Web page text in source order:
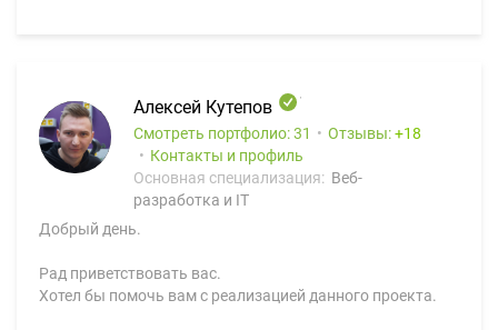
Алексей Кутепов
Смотреть портфолио: 31 Отзывы:
18
Контакты и профиль
Основная специализация: Веб-
разработка и IT
Добрый день.
Рад приветствовать вас.
Хотел бы помочь вам с реализацией данного проекта.